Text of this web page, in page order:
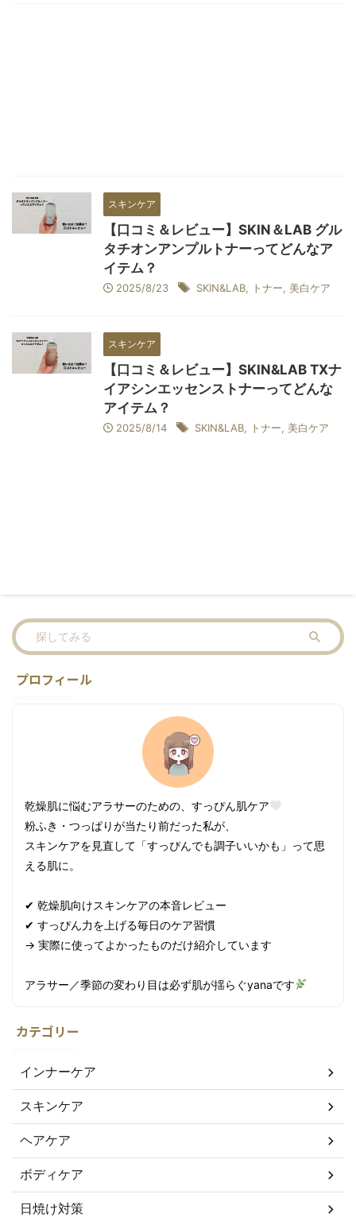
スキンケア
【口コミ＆レビュー】SKIN＆LAB グル
タチオンアンプルトナーってどんなア
イテム？
2025/8/23 SKIN&LAB, トナー, 美白ケア
スキンケア
【口コミ＆レビュー】SKIN&LAB TXナ
イアシンエッセンストナーってどんな
アイテム？
2025/8/14 SKIN&LAB, トナー, 美白ケア
プロフィール
乾燥肌に悩むアラサーのための、すっぴん肌ケア
粉ふき・つっぱりが当たり前だった私が、
スキンケアを見直して「すっぴんでも調子いいかも」って思
える肌に。
✔ 乾燥肌向けスキンケアの本音レビュー
✔ すっぴん力を上げる毎日のケア習慣
→ 実際に使ってよかったものだけ紹介しています
アラサー／季節の変わり目は必ず肌が揺らぐyanaです
カテゴリー
インナーケア
スキンケア
ヘアケア
ボディケア
日焼け対策